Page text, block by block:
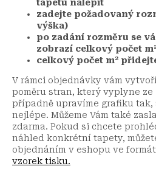
tapetu nalepit
zadejte požadovaný
výška)
po zadání rozměru se
zobrazí celkový počet
celkový počet m²
V rámci objednávky vám
poměru stran, který vyplyne ze
případně upravíme grafiku tak,
nejlépe. Můžeme Vám také
zdarma. Pokud si chcete
náhled konkrétní tapety,
objednáním v eshopu ve
vzorek tisku.